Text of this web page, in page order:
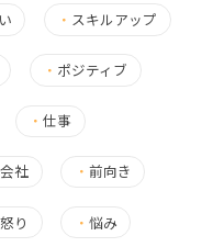
・ スキルアップ
・ ポジティブ
・仕事
会社 ・ 前向き
怒り ・ 悩み